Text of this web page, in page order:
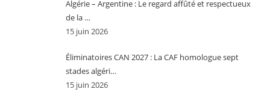
Algérie – Argentine : Le regard affûté et respectueux
de la …
15 juin 2026
Éliminatoires CAN 2027 : La CAF homologue sept
stades algéri…
15 juin 2026